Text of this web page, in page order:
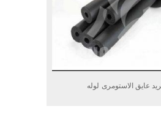
عایق الاستومری لوله